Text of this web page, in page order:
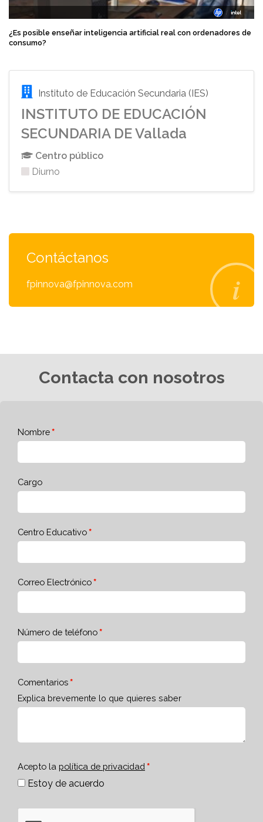
¿Es posible enseñar inteligencia artificial real con ordenadores de
consumo?
Instituto de Educación Secundaria (IES)
INSTITUTO DE EDUCACIÓN
SECUNDARIA DE Vallada
Centro público
Diurno
Contáctanos
fpinnova@fpinnova.com
Contacta con nosotros
Nombre
Cargo
Centro Educativo
Correo Electrónico
Número de teléfono
Comentarios
Explica brevemente lo que quieres saber
Acepto la política de privacidad
Estoy de acuerdo